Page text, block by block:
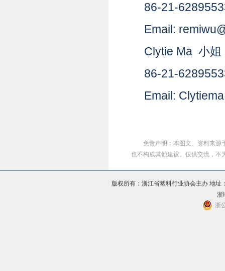
86-21-
Email:
Clytie Ma 小姐
86-21-
Email:
免责声明：本图文、资料来源
也不构成其他建议。仅供交流，
版权所有：浙江省塑料行业协会主办 地
浙
浙